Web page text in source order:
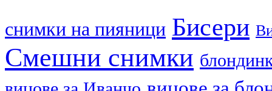
cнимки на пияници Бисери
Смешни снимки